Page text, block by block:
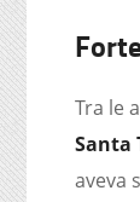
Tra le
Santa
aveva